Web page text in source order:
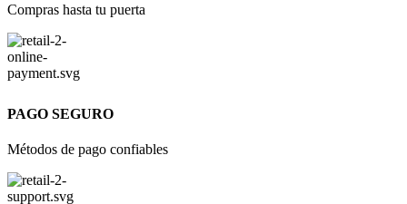
Compras hasta tu puerta
PAGO SEGURO
Métodos de pago confiables